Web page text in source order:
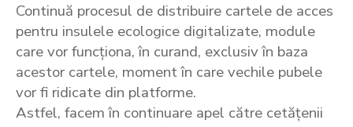
Continuă procesul de distribuire cartele de acces
pentru insulele ecologice digitalizate, module
care vor funcționa, în curand, exclusiv în baza
acestor cartele, moment în care vechile pubele
vor fi ridicate din platforme.
Astfel, facem în continuare apel către cetățenii